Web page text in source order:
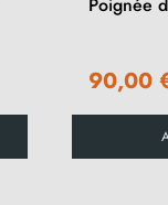
90,00